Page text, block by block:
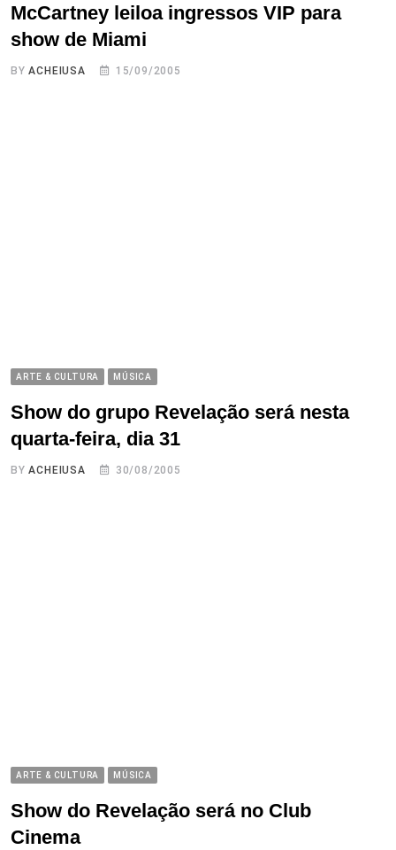
McCartney leiloa ingressos VIP para
show de Miami
BYACHEIUSA 15/09/2005
ARTE & CULTURA MÚSICA
Show do grupo Revelação será nesta
quarta-feira, dia 31
BYACHEIUSA 30/08/2005
ARTE & CULTURA MÚSICA
Show do Revelação será no Club
Cinema